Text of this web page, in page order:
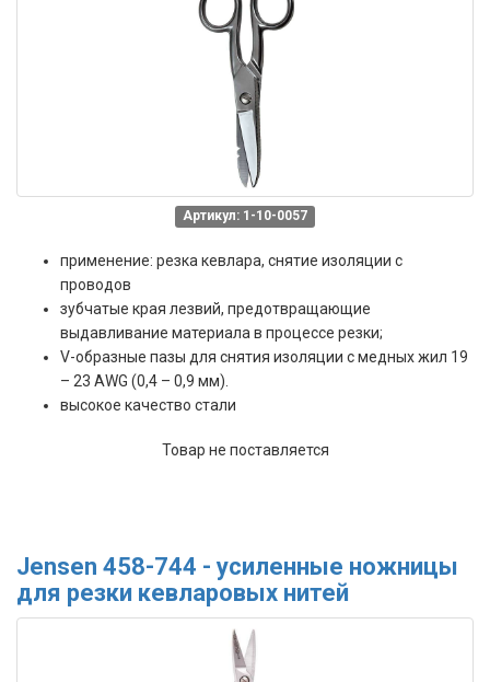
Артикул: 1-10-0057
применение: резка кевлара, снятие изоляции с
проводов
зубчатые края лезвий, предотвращающие
выдавливание материала в процессе резки;
V-образные пазы для снятия изоляции с медных жил 19
– 23 AWG (0,4 – 0,9 мм).
высокое качество стали
Товар не поставляется
Jensen 458-744 - усиленные ножницы
для резки кевларовых нитей